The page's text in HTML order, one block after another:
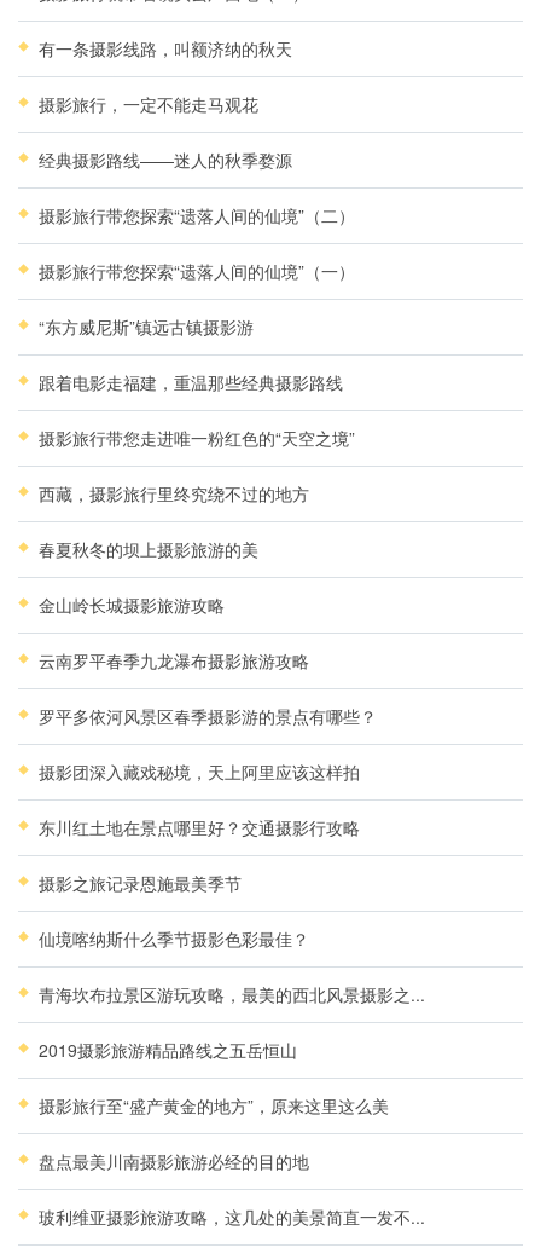
有一条摄影线路，叫额济纳的秋天
摄影旅行，一定不能走马观花
经典摄影路线——迷人的秋季婺源
摄影旅行带您探索“遗落人间的仙境”（二）
摄影旅行带您探索“遗落人间的仙境”（一）
“东方威尼斯”镇远古镇摄影游
跟着电影走福建，重温那些经典摄影路线
摄影旅行带您走进唯一粉红色的“天空之境”
西藏，摄影旅行里终究绕不过的地方
春夏秋冬的坝上摄影旅游的美
金山岭长城摄影旅游攻略
云南罗平春季九龙瀑布摄影旅游攻略
罗平多依河风景区春季摄影游的景点有哪些？
摄影团深入藏戏秘境，天上阿里应该这样拍
东川红土地在景点哪里好？交通摄影行攻略
摄影之旅记录恩施最美季节
仙境喀纳斯什么季节摄影色彩最佳？
青海坎布拉景区游玩攻略，最美的西北风景摄影之...
2019摄影旅游精品路线之五岳恒山
摄影旅行至“盛产黄金的地方”，原来这里这么美
盘点最美川南摄影旅游必经的目的地
玻利维亚摄影旅游攻略，这几处的美景简直一发不...